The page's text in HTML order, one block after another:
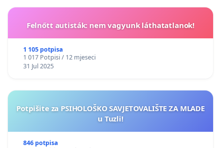
Felnőtt autisták: nem vagyunk láthatatlanok!
1 105 potpisa
1 017 Potpisi / 12 mjeseci
31 Jul 2025
Potpišite za PSIHOLOŠKO SAVJETOVALIŠTE ZA MLADE
u Tuzli!
846 potpisa